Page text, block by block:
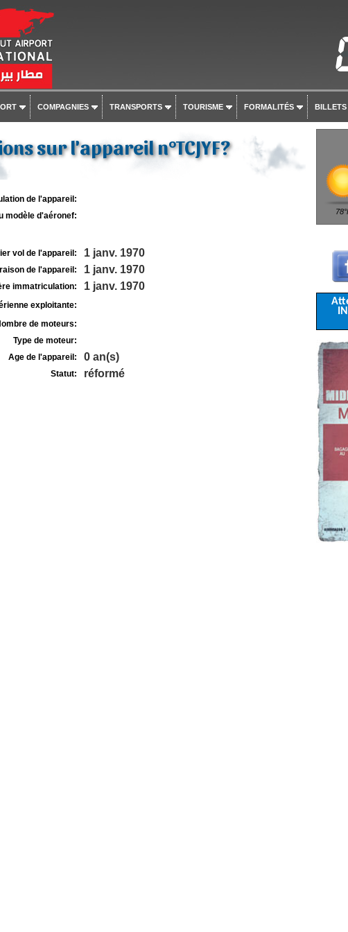
COMPAGNIES TRANSPORTS TOURISME FORMALITÉS BILLETS
sur l'appareil n°TCJYF?
de l'appareil:
modèle d'aéronef:
vol de l'appareil: 1 janv. 1970
de l'appareil: 1 janv. 1970
immatriculation: 1 janv. 1970
exploitante:
de moteurs:
Type de moteur:
Age de l'appareil:
0 an(s)
Statut: réformé